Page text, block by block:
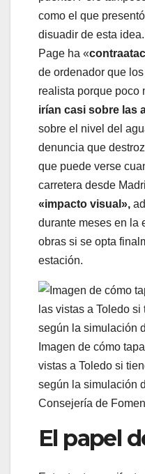
como el que
disuadir de esta
Page ha «
de ordenador que
realista porque poco
irían casi sobre las
sobre el nivel del
denuncia que
que puede verse
carretera desde
«impacto visual»,
durante meses en la
obras si se opta
estación.
Imagen de cómo
vistas a Toledo si
según la simulación
Consejería de
El papel